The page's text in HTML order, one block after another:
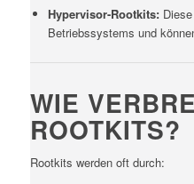
Hypervisor-Rootkits:Diese
Betriebssystems und
WIE
ROOTKITS?
Rootkits werden oft durch: